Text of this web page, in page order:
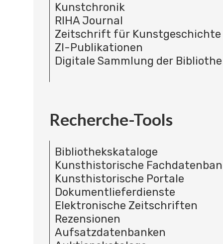
Kunstchronik
RIHA Journal
Zeitschrift für Kunstgeschichte
ZI-Publikationen
Digitale Sammlung der
Recherche-Tools
Bibliothekskataloge
Kunsthistorische
Kunsthistorische Portale
Dokumentlieferdienste
Elektronische Zeitschriften
Rezensionen
Aufsatzdatenbanken